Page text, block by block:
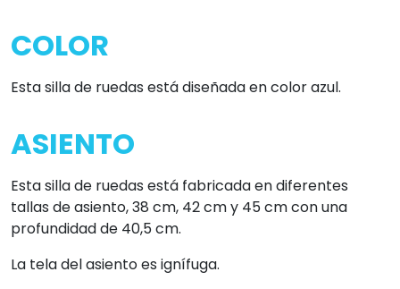
COLOR
Esta silla de ruedas está diseñada en color azul.
ASIENTO
Esta silla de ruedas está fabricada en diferentes
tallas de asiento, 38 cm, 42 cm y 45 cm con una
profundidad de 40,5 cm.
La tela del asiento es ignífuga.